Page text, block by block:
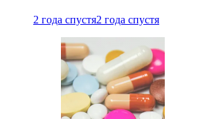
2 года спустя2 года спустя